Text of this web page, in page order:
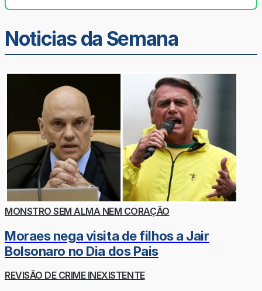
Noticias da Semana
MONSTRO SEM ALMA NEM CORAÇÃO
Moraes nega visita de filhos a Jair
Bolsonaro no Dia dos Pais
REVISÃO DE CRIME INEXISTENTE